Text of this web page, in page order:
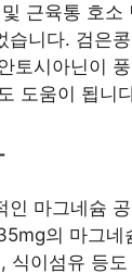
근육통 호소
습니다. 검은
토시아닌이
도움이 됩니
인 마그네슘
의 마그네
식이섬유 등